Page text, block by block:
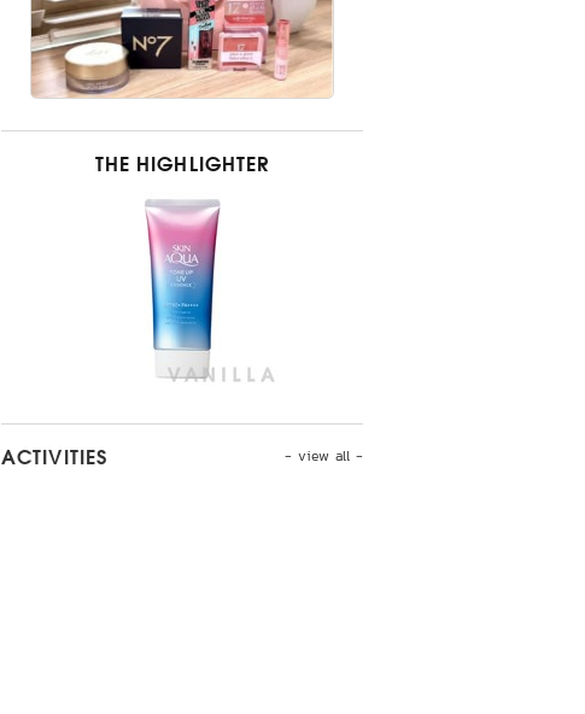
THE HIGHLIGHTER
- view all -
ACTIVITIES